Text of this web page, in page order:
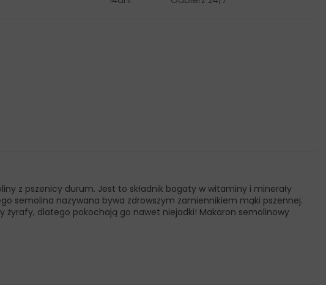
z pszenicy durum. Jest to składnik bogaty w witaminy i minerały
semolina nazywana bywa zdrowszym zamiennikiem mąki pszennej.
żyrafy, dlatego pokochają go nawet niejadki! Makaron semolinowy